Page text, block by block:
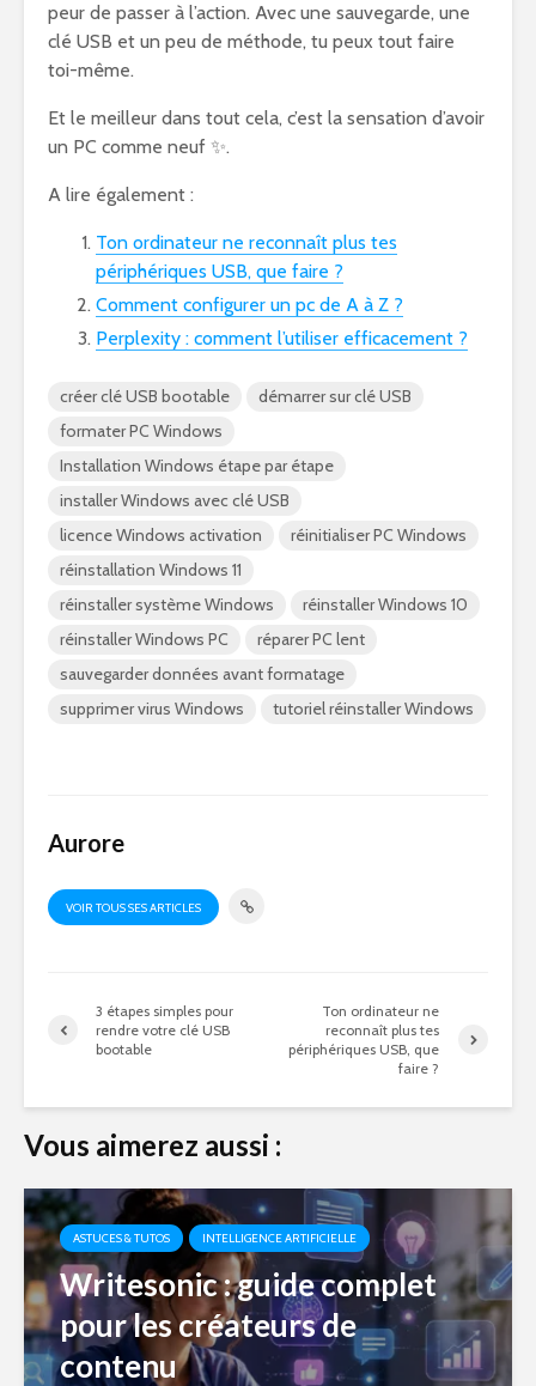
peur de passer à l’action. Avec une sauvegarde, une
clé USB et un peu de méthode, tu peux tout faire
toi-même.
Et le meilleur dans tout cela, c’est la sensation d’avoir
un PC comme neuf ✨.
A lire également :
Ton ordinateur ne reconnaît plus tes
périphériques USB, que faire ?
Comment configurer un pc de A à Z ?
Perplexity : comment l’utiliser efficacement ?
créer clé USB bootable
démarrer sur clé USB
formater PC Windows
Installation Windows étape par étape
installer Windows avec clé USB
licence Windows activation
réinitialiser PC Windows
réinstallation Windows 11
réinstaller système Windows
réinstaller Windows 10
réinstaller Windows PC
réparer PC lent
sauvegarder données avant formatage
supprimer virus Windows
tutoriel réinstaller Windows
Aurore
VOIR TOUS SES ARTICLES
3 étapes simples pour
rendre votre clé USB
bootable
Ton ordinateur ne
reconnaît plus tes
périphériques USB, que
faire ?
Vous aimerez aussi :
ASTUCES & TUTOS INTELLIGENCE ARTIFICIELLE
Writesonic : guide complet
pour les créateurs de
contenu